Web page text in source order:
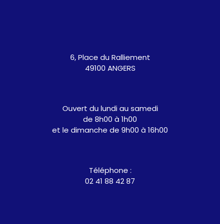
6, Place du Ralliement
49100 ANGERS
Ouvert du lundi au samedi
de 8h00 à 1h00
et le dimanche de 9h00 à 16h00
Téléphone :
02 41 88 42 87